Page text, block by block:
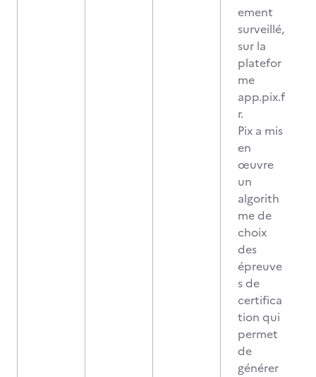
ement
surveillé,
sur la
platefor
me
app.pix.f
r.
Pix a mis
en
œuvre
un
algorith
me de
choix
des
épreuve
s de
certifica
tion qui
permet
de
générer